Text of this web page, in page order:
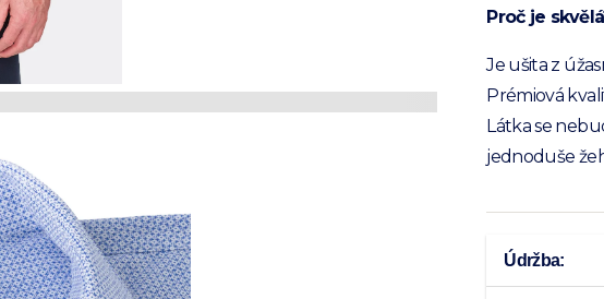
Proč je
Je ušita z
Prémiová
Látka se
jednoduše
Údržba: